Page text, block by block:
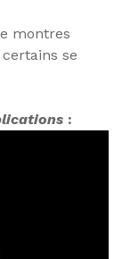
montres
se
: